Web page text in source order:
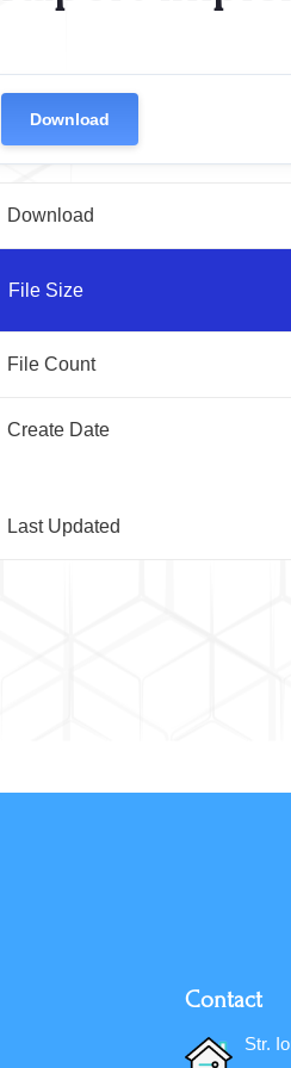
Download
Download
File Size
File Count
Create Date
Last Updated
Contact
Str.